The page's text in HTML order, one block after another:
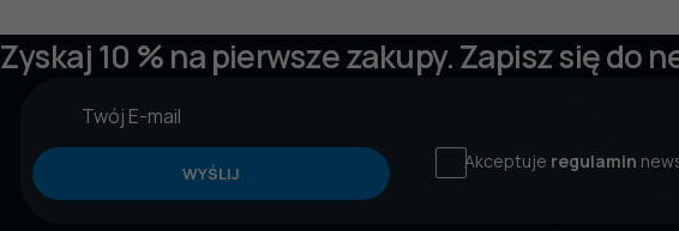
Zyskaj 10 % na pierwsze zakupy. Zapisz się do
WYŚLIJ
Akceptuje regulamin